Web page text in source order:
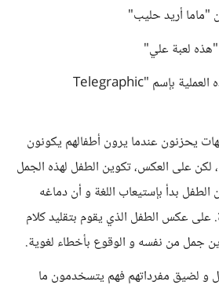
"ماما أريد حليب"
لعبة علي"
وهكذا... و تعرف هذه العملية بإسم "Telegraphic
يحزنون عندما يرون أطفالهم يكونون
على العكس، تكوين الطفل لهذه الجمل
بدأ بإستيعاب اللغة و أن دماغه
على عكس الطفل الذي يقوم بتقليد كلام
جمل من نفسه و الوقوع بأخطاء لغوية.
و لضيق مفرداتهم فهم يتسخدمون ما